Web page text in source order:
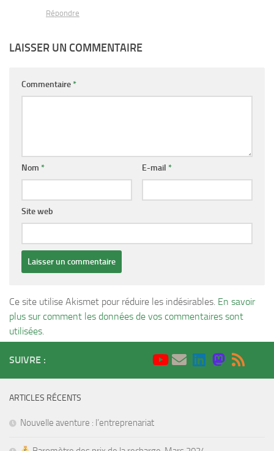
Répondre
LAISSER UN COMMENTAIRE
Commentaire*
Nom * E-mail *
Site web
Ce site utilise Akismet pour réduire les indésirables. En savoir
plus sur comment les données de vos commentaires sont
utilisées.
SUIVRE :
ARTICLES RÉCENTS
Nouvelle aventure : l’entreprenariat